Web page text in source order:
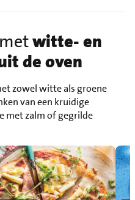
witte- en
de oven
zowel witte als groene
van een kruidige
met zalm of gegrilde